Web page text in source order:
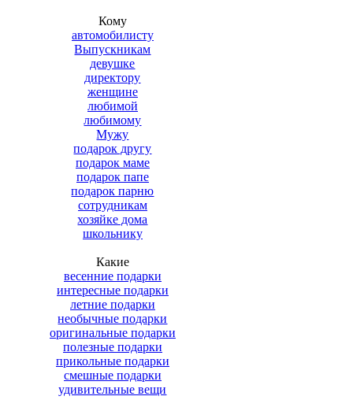
Кому
автомобилисту
Выпускникам
девушке
директору
женщине
любимой
любимому
Мужу
подарок другу
подарок маме
подарок папе
подарок парню
сотрудникам
хозяйке дома
школьнику
Какие
весенние подарки
интересные подарки
летние подарки
необычные подарки
оригинальные подарки
полезные подарки
прикольные подарки
смешные подарки
удивительные вещи